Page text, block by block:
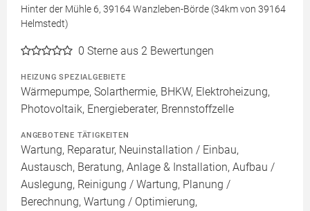
Hinter der Mühle 6, 39164 Wanzleben-Börde (34km von 39164
Helmstedt)
0 Sterne aus 2 Bewertungen
HEIZUNG SPEZIALGEBIETE
Wärmepumpe, Solarthermie, BHKW, Elektroheizung,
Photovoltaik, Energieberater, Brennstoffzelle
ANGEBOTENE TÄTIGKEITEN
Wartung, Reparatur, Neuinstallation / Einbau,
Austausch, Beratung, Anlage & Installation, Aufbau /
Auslegung, Reinigung / Wartung, Planung /
Berechnung, Wartung / Optimierung,